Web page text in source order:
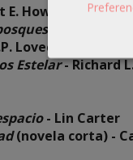
E. Howard
Lovecraft
Estelar- Richard
- Lin Carter
(novela corta) -